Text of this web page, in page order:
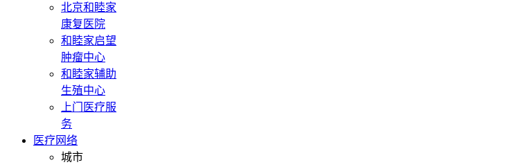
北京和睦家
康复医院
和睦家启望
肿瘤中心
和睦家辅助
生殖中心
上门医疗服
务
医疗网络
城市